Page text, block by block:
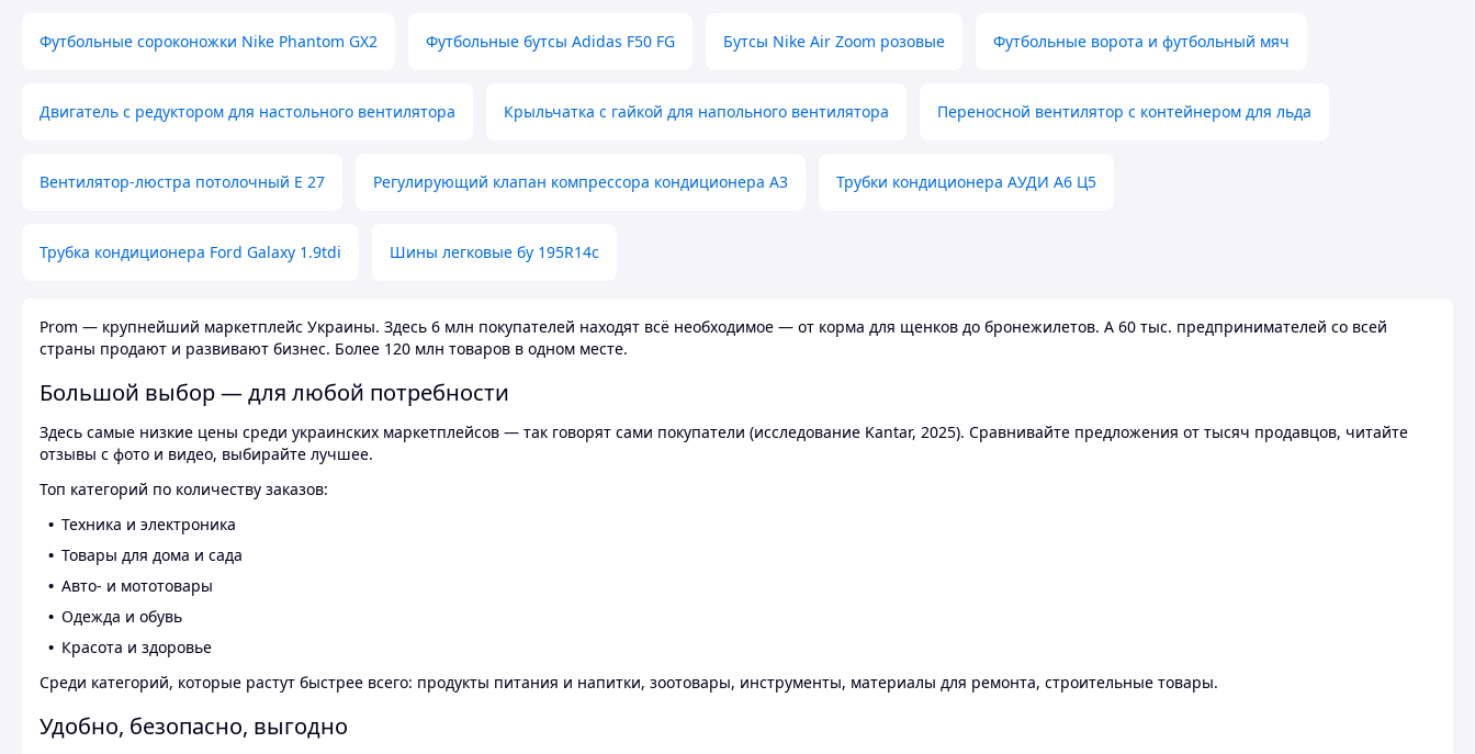
Футбольные сороконожки Nike Phantom GX2 Футбольные бутсы Adidas F50 FG Бутсы Nike Air Zoom розовые Футбольные ворота и футбольный мяч
Двигатель с редуктором для настольного вентилятора Крыльчатка с гайкой для напольного вентилятора Переносной вентилятор с контейнером для льда
Вентилятор-люстра потолочный E 27 Регулирующий клапан компрессора кондиционера А3 Трубки кондиционера АУДИ А6 Ц5
Трубка кондиционера Ford Galaxy 1.9tdi Шины легковые бу 195R14c
Prom — крупнейший маркетплейс Украины. Здесь 6 млн покупателей находят всё необходимое — от корма для щенков до бронежилетов. А 60 тыс. предпринимателей со всей
страны продают и развивают бизнес. Более 120 млн товаров в одном месте.
Большой выбор — для любой потребности
Здесь самые низкие цены среди украинских маркетплейсов — так говорят сами покупатели (исследование Kantar, 2025). Сравнивайте предложения от тысяч продавцов, читайте
отзывы с фото и видео, выбирайте лучшее.
Топ категорий по количеству заказов:
Техника и электроника
Товары для дома и сада
Авто- и мототовары
Одежда и обувь
Красота и здоровье
Среди категорий, которые растут быстрее всего: продукты питания и напитки, зоотовары, инструменты, материалы для ремонта, строительные товары.
Удобно, безопасно, выгодно